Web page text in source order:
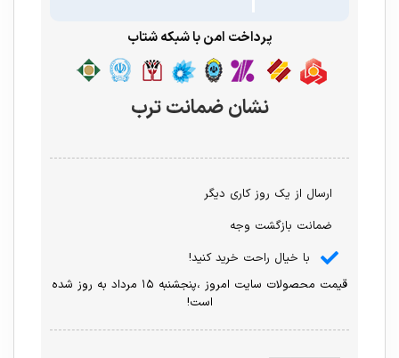
پرداخت امن با شبکه شتاب
نشان ضمانت ترب
ارسال از یک روز کاری دیگر
ضمانت بازگشت وجه
با خیال راحت خرید کنید!
قیمت محصولات سایت امروز ،پنجشنبه ۱۵ مرداد به روز شده
است!